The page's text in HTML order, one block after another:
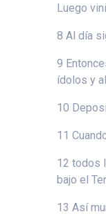
Luego
8 Al día
9
ídolos y
10
11
12 todos
bajo el
13 Así